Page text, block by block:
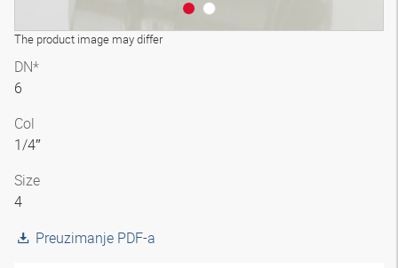
The product image may differ
DN*
6
Col
1/4″
Size
4
Preuzimanje PDF-a